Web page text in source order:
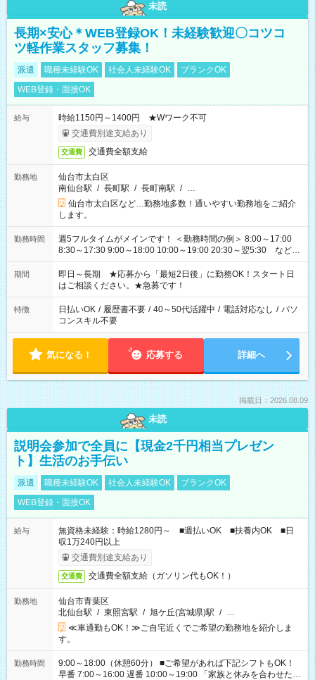
未読
長期×安心＊WEB登録OK！未経験歓迎〇コツコ
ツ軽作業スタッフ募集！
派遣 職種未経験OK 社会人未経験OK
ブランクOK
WEB登録・面接OK
給与
時給1150円～1400円 ★Wワーク不可
交通費別途支給あり
交通費 交通費全額支給
勤務地
仙台市太白区
南仙台駅 / 長町駅 / 長町南駅 / …
仙台市太白区など…勤務地多数！通いやすい勤務地をご紹介
します。
勤務時間
週5フルタイムがメインです！ ＜勤務時間の例＞ 8:00～17:00
8:30～17:30 9:00～18:00 10:00～19:00 20:30～翌5:30 など ★
その他にも勤務時間多数！ 日勤のみ、残業なし、交替制など
ご希望を教えてください！
期間
即日～長期 ★応募から「最短2日後」に勤務OK！スタート日
はご相談ください。★急募です！
特徴 日払いOK / 履歴書不要 / 40～50代活躍中 / 電話対応なし / パソ
コンスキル不要
気になる！ 応募する 詳細へ
掲載日：2026.08.09
未読
説明会参加で全員に【現金2千円相当プレゼン
ト】生活のお手伝い
派遣 職種未経験OK 社会人未経験OK
ブランクOK
WEB登録・面接OK
給与
無資格未経験：時給1280円～ ■週払いOK ■扶養内OK ■日
収1万240円以上
交通費別途支給あり
交通費 交通費全額支給（ガソリン代もOK！）
勤務地
仙台市青葉区
北仙台駅 / 東照宮駅 / 旭ケ丘(宮城県)駅 / …
≪車通勤もOK！≫ご自宅近くでご希望の勤務地を紹介しま
す。
勤務時間
9:00～18:00（休憩60分） ■ご希望があれば下記シフトもOK！
早番 7:00～16:00 遅番 10:00～19:00 「家族と休みを合わせた